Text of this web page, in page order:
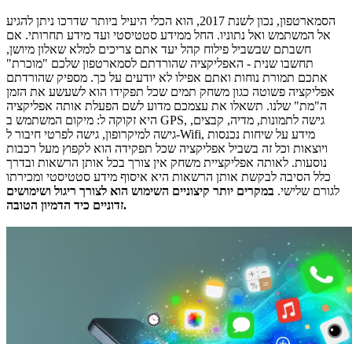
הסמארטפון, נכון לשנת 2017, הוא הכלי היעיל ביותר שדרכו ניתן להגיע
אל המשתמש ואל נתוניו. החל ממידע סטטיסטי ועד מידע תחרותי. אם
חשבתם שבשביל פילוח קהל יעד אתם צריכים למלא שאלון מיושן,
תחשבו שנית - האפליקציה שהורדתם לסמארטפון שלכם "מוכרת"
אתכם תמורת נוחות ואתם אפילו לא יודעים על כך. מספיק שהורדתם
אפליקציה פשוטה כגון משחק תמים שכל תפקידו הוא לשעשע את הזמן
ה"מת" שלנו. תשאלו את עצמכם מדוע לשם הפעלת אותה אפליקציה
היא זקוקה ל: מיקום המשתמש ב GPS, גישה לתמונות, מדיה, קבצים,
גישה למיקרופון, גישה לפרטי חיבור ל-Wifi, מידע על שיחות נכנסות
ויוצאות וכל זה בשביל אפליקציה שכל תפקידה הוא לקפוץ מעל רכבות
נוסעות. לאותה אפליקציית משחק אין צורך בכל אותן הרשאות ובדרך
כלל הסיבה לבקשת אותן הרשאות היא איסוף מידע סטטיסטי ומכירתו
לגורם שלישי. במקרים יותר קיצוניים השימוש הוא לצורך ריגול ושימושים
זדוניים כיד הדמיון הטובה.